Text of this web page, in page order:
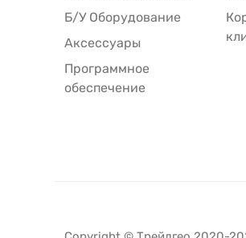
Б/У Оборудование
Аксессуары
Программное
обеспечение